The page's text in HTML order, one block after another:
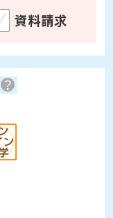
資料請求